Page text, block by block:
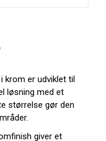
krom er udviklet til
løsning med et
størrelse gør den
giver et